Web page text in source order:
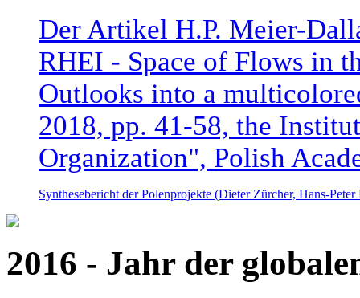
Der Artikel H.P. Meier-
RHEI - Space of Flows in
Outlooks into a
2018, pp. 41-58, the
Organization", Polish
Synthesebericht der Polenprojekte (Dieter Zürcher, Hans-
2016 - Jahr der